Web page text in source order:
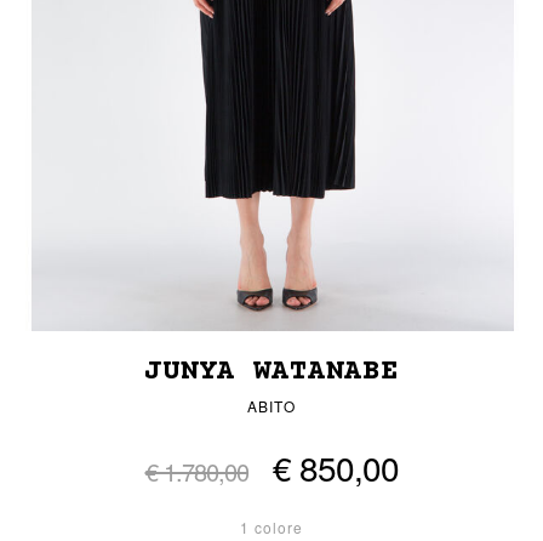
JUNYA WATANABE
ABITO
€ 1.780,00 € 850,00
1 colore